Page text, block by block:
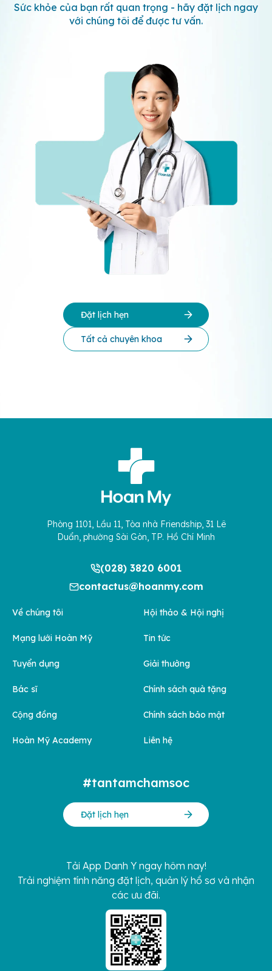
Sức khỏe của bạn rất quan trọng - hãy đặt lịch ngay
với chúng tôi để được tư vấn.
Đặt lịch hẹn
Tất cả chuyên khoa
Phòng 1101, Lầu 11, Tòa nhà Friendship, 31 Lê
Duẩn, phường Sài Gòn, TP. Hồ Chí Minh
(028) 3820 6001
contactus@hoanmy.com
Về chúng tôi
Mạng lưới Hoàn Mỹ
Tuyển dụng
Bác sĩ
Cộng đồng
Hoàn Mỹ Academy
Hội thảo & Hội nghị
Tin tức
Giải thưởng
Chính sách quà tặng
Chính sách bảo mật
Liên hệ
#tantamchamsoc
Đặt lịch hẹn
Tải App Danh Y ngay hôm nay!
Trải nghiệm tính năng đặt lịch, quản lý hồ sơ và nhận
các ưu đãi.